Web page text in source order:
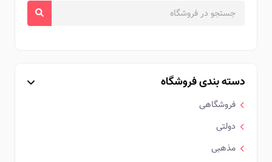
دسته بندی فروشگاه
فروشگاهی
دولتی
مذهبی